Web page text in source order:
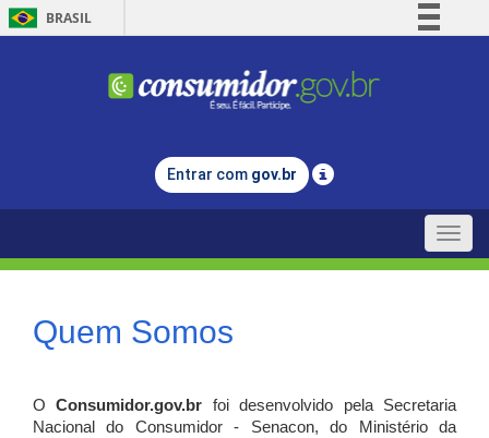
BRASIL
Comunica BR
Legislação
Entrar com gov.br
Toggle
Quem Somos
OConsumidor.gov.br
foi desenvolvido pela Secretaria
Nacional do Consumidor - Senacon, do Ministério da